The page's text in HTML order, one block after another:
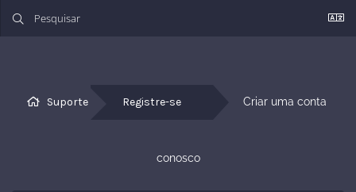
Suporte Registre-se Criar uma conta
conosco